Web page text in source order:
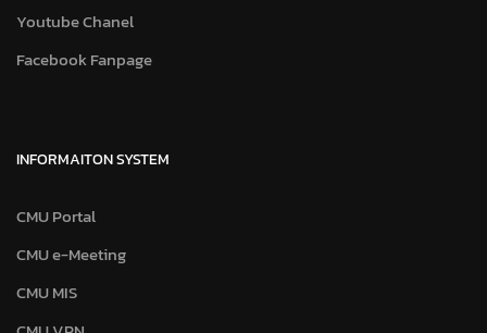
Youtube Chanel
Facebook Fanpage
INFORMAITON SYSTEM
CMU Portal
CMU e-Meeting
CMU MIS